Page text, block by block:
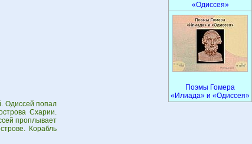
Одиссей попал
Схарии.
проплывает
Корабль
«Одиссея»
Поэмы Гомера
«Илиада» и «Одиссея»